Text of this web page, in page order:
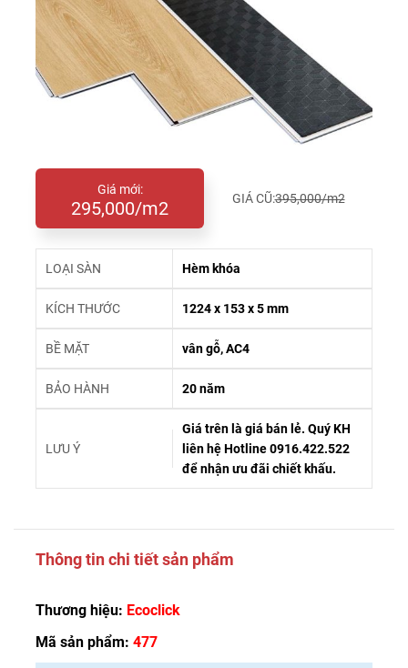
Giá mới:
295,000/m2 GIÁ CŨ:395,000/m2
LOẠI SÀN Hèm khóa
KÍCH THƯỚC 1224 x 153 x 5 mm
BỀ MẶT vân gỗ, AC4
BẢO HÀNH 20 năm
LƯU Ý
Giá trên là giá bán lẻ. Quý KH
liên hệ Hotline 0916.422.522
để nhận ưu đãi chiết khấu.
Thông tin chi tiết sản phẩm
Thương hiệu: Ecoclick
Mã sản phẩm: 477